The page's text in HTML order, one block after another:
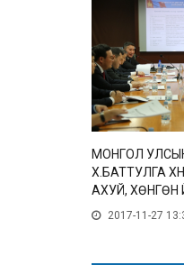
МОНГОЛ
Х.БАТТУЛГА
АХУЙ, ХӨНГӨН
ЯАМАНД
2017-11-27